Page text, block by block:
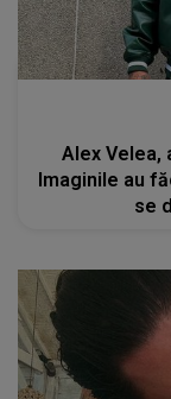
Alex Velea,
Imaginile au
se